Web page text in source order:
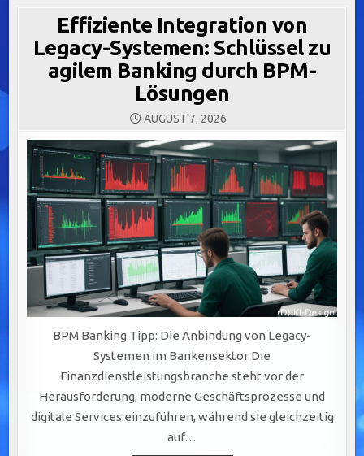
Effiziente Integration von
Legacy-Systemen: Schlüssel zu
agilem Banking durch BPM-
Lösungen
AUGUST 7, 2026
BPM Banking Tipp: Die Anbindung von Legacy-
Systemen im Bankensektor Die
Finanzdienstleistungsbranche steht vor der
Herausforderung, moderne Geschäftsprozesse und
digitale Services einzuführen, während sie gleichzeitig
auf…